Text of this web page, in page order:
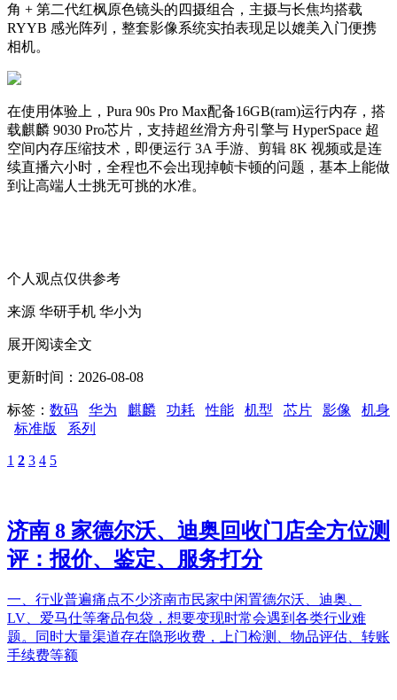
角 + 第二代红枫原色镜头的四摄组合，主摄与长焦均搭载
RYYB 感光阵列，整套影像系统实拍表现足以媲美入门便携
相机。
在使用体验上，Pura 90s Pro Max配备16GB(ram)运行内存，搭
载麒麟 9030 Pro芯片，支持超丝滑方舟引擎与 HyperSpace 超
空间内存压缩技术，即便运行 3A 手游、剪辑 8K 视频或是连
续直播六小时，全程也不会出现掉帧卡顿的问题，基本上能做
到让高端人士挑无可挑的水准。
个人观点仅供参考
来源 华研手机 华小为
展开阅读全文
更新时间：2026-08-08
标签： 数码 华为 麒麟 功耗 性能 机型 芯片 影像
机身
标准版
系列
1 2 3 4 5
济南 8 家德尔沃、迪奥回收门店全方位测
评：报价、鉴定、服务打分
一、行业普遍痛点不少济南市民家中闲置德尔沃、迪奥、
LV、爱马仕等奢品包袋，想要变现时常会遇到各类行业难
题。同时大量渠道存在隐形收费，上门检测、物品评估、转账
手续费等额